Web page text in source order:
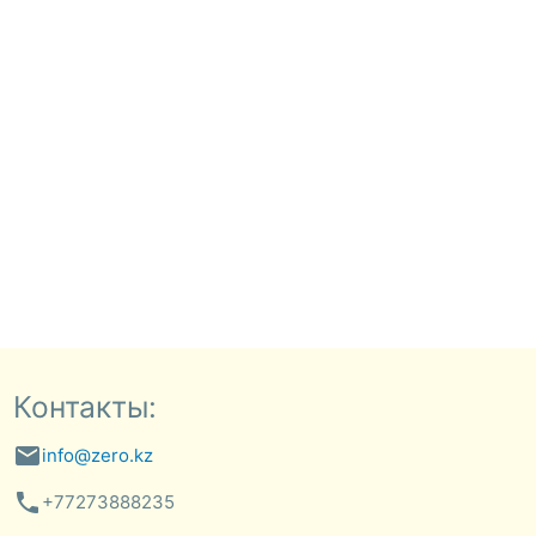
Контакты:
emailinfo@zero.kz
phone +77273888235